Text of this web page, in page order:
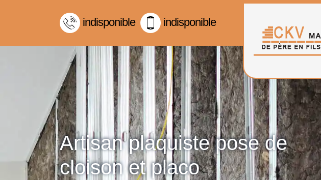
indisponible indisponible
Artisan plaquiste pose de
cloison et placo